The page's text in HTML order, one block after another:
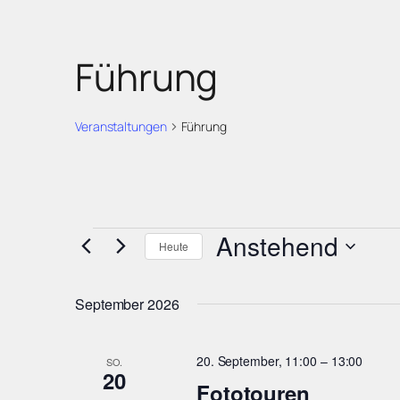
Führung
Veranstaltungen Führung
Heute Anstehend
wählen.
September 2026
SO.
20 Fototouren
20. September, 11:00 – 13:00